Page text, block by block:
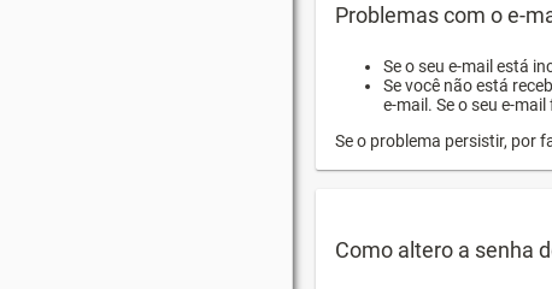
Problemas com o e-
Se o seu e-mail está
Se você não está
e-mail. Se o seu e-
Se o problema persistir, por
Como altero a senha